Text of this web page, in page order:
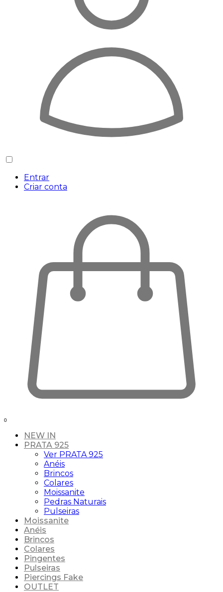
Entrar
Criar conta
0
NEW IN
PRATA 925
Ver PRATA 925
Anéis
Brincos
Colares
Moissanite
Pedras Naturais
Pulseiras
Moissanite
Anéis
Brincos
Colares
Pingentes
Pulseiras
Piercings Fake
OUTLET